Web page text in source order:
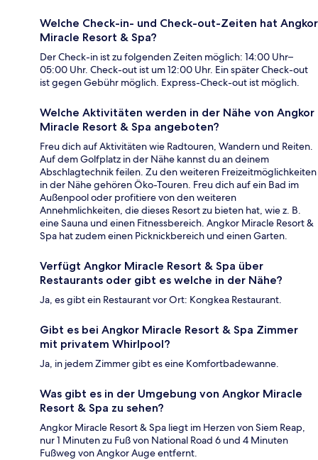
Welche Check-in- und Check-out-Zeiten hat Angkor
Miracle Resort & Spa?
Der Check-in ist zu folgenden Zeiten möglich: 14:00 Uhr–
05:00 Uhr. Check-out ist um 12:00 Uhr. Ein später Check-out
ist gegen Gebühr möglich. Express-Check-out ist möglich.
Welche Aktivitäten werden in der Nähe von Angkor
Miracle Resort & Spa angeboten?
Freu dich auf Aktivitäten wie Radtouren, Wandern und Reiten.
Auf dem Golfplatz in der Nähe kannst du an deinem
Abschlagtechnik feilen. Zu den weiteren Freizeitmöglichkeiten
in der Nähe gehören Öko-Touren. Freu dich auf ein Bad im
Außenpool oder profitiere von den weiteren
Annehmlichkeiten, die dieses Resort zu bieten hat, wie z. B.
eine Sauna und einen Fitnessbereich. Angkor Miracle Resort &
Spa hat zudem einen Picknickbereich und einen Garten.
Verfügt Angkor Miracle Resort & Spa über
Restaurants oder gibt es welche in der Nähe?
Ja, es gibt ein Restaurant vor Ort: Kongkea Restaurant.
Gibt es bei Angkor Miracle Resort & Spa Zimmer
mit privatem Whirlpool?
Ja, in jedem Zimmer gibt es eine Komfortbadewanne.
Was gibt es in der Umgebung von Angkor Miracle
Resort & Spa zu sehen?
Angkor Miracle Resort & Spa liegt im Herzen von Siem Reap,
nur 1 Minuten zu Fuß von National Road 6 und 4 Minuten
Fußweg von Angkor Auge entfernt.